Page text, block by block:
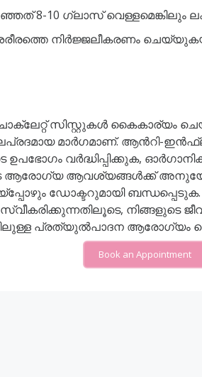
8-10 ഗ്ലാസ് വെള്ളമെങ്കിലും
നിർജ്ജലീകരണം
സിസ്റ്റുകൾ കൈകാര്യം
മാർഗമാണ്. ആൻറി-
വർദ്ധിപ്പിക്കുക,
ആരോഗ്യ ആവശ്യങ്ങൾക്ക്
ഡോക്ടറുമായി ബന്ധപ്പെടുക.
നിങ്ങളുടെ
പ്രത്യുൽപാദന ആരോഗ്യം
Book an Appointment